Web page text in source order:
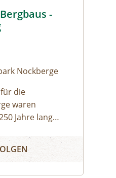
-
Nockberge
die
waren
Jahre lang
der
- Familienwanderung